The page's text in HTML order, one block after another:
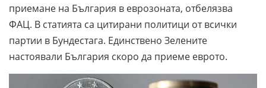
приемане на България в еврозоната, отбелязва
ФАЦ. В статията са цитирани политици от всички
партии в Бундестага. Единствено Зелените
настоявали България скоро да приеме еврото.